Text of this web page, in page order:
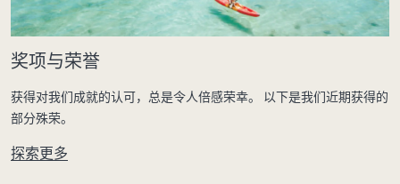
奖项与荣誉
获得对我们成就的认可，总是令人倍感荣幸。 以下是我们近期获得的
部分殊荣。
探索更多